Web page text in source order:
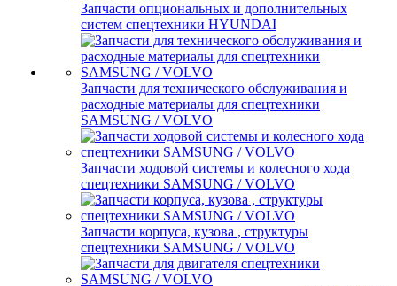
Запчасти опциональных и дополнительных
систем спецтехники HYUNDAI
Запчасти для технического обслуживания и
расходные материалы для спецтехники
SAMSUNG / VOLVO
Запчасти ходовой системы и колесного хода
спецтехники SAMSUNG / VOLVO
Запчасти корпуса, кузова , структуры
спецтехники SAMSUNG / VOLVO